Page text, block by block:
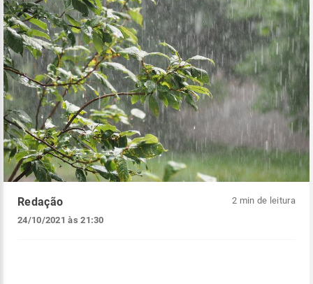
Redação
24/10/2021 às 21:30
2 min de leitura